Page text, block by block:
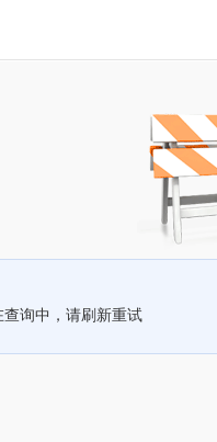
查询中，请刷新重试